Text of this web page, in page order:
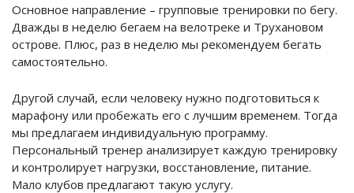
Основное направление – групповые тренировки по бегу.
Дважды в неделю бегаем на велотреке и Трухановом
острове. Плюс, раз в неделю мы рекомендуем бегать
самостоятельно.
Другой случай, если человеку нужно подготовиться к
марафону или пробежать его с лучшим временем. Тогда
мы предлагаем индивидуальную программу.
Персональный тренер анализирует каждую тренировку
и контролирует нагрузки, восстановление, питание.
Мало клубов предлагают такую услугу.